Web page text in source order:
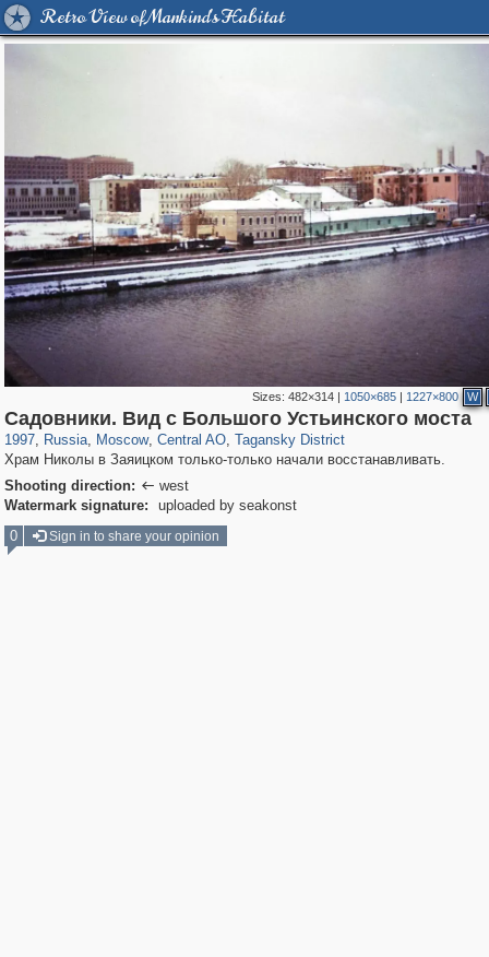
Retro View of Mankind's Habitat
Sizes: 482×314| 1050×685| 1227×800 W
Садовники. Вид с Большого Устьинского моста
1997, Russia
1,407,328 29,248
, Moscow
319,882 8,286
, Central AO
160,021 5,916
, Tagansky District
10,740 402
Храм Николы в Заяицком только-только начали восстанавливать.
Shooting direction:  west
Watermark signature:
uploaded by seakonst
0
Sign in to share your opinion